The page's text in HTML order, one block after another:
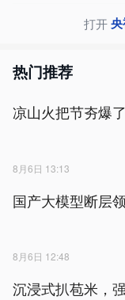
打开央
热门推荐
凉山火把节夯爆了
8月6日 13:13
国产大模型断层
8月6日 12:48
沉浸式扒苞米，